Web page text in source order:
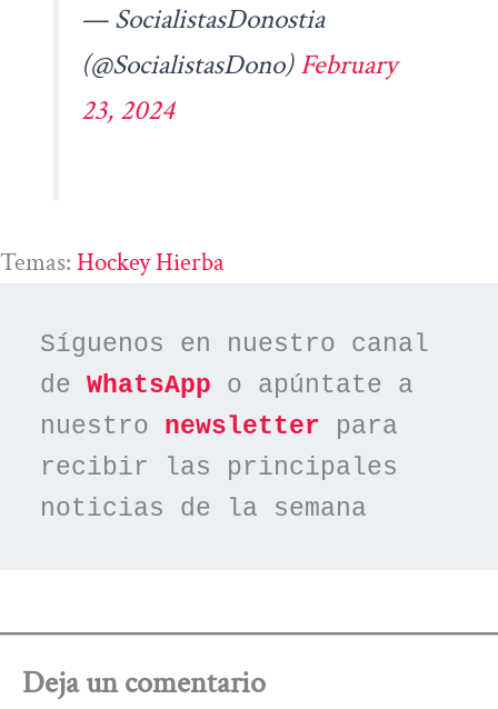
— SocialistasDonostia
(@SocialistasDono)February
23, 2024
Temas: Hockey Hierba
Síguenos en nuestro canal
de WhatsApp o apúntate a
nuestro newsletter para
recibir las principales
noticias de la semana
Deja un comentario